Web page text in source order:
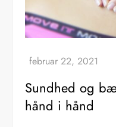
Sundhed og
hånd i hånd